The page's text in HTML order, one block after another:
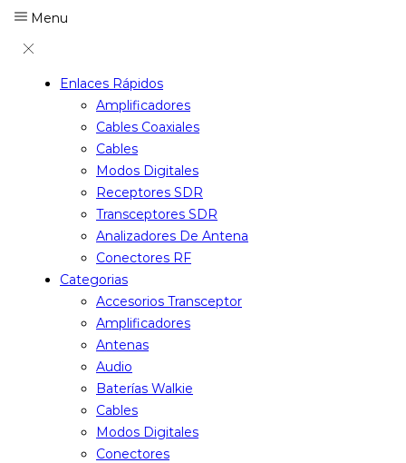
Menu
Enlaces Rápidos
Amplificadores
Cables Coaxiales
Cables
Modos Digitales
Receptores SDR
Transceptores SDR
Analizadores De Antena
Conectores RF
Categorias
Accesorios Transceptor
Amplificadores
Antenas
Audio
Baterías Walkie
Cables
Modos Digitales
Conectores